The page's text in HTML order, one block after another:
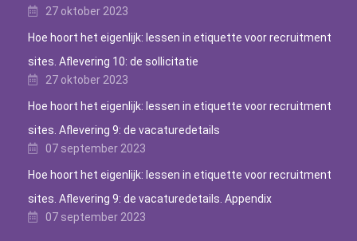
27 oktober 2023
Hoe hoort het eigenlijk: lessen in etiquette voor recruitment
sites. Aflevering 10: de sollicitatie
27 oktober 2023
Hoe hoort het eigenlijk: lessen in etiquette voor recruitment
sites. Aflevering 9: de vacaturedetails
07 september 2023
Hoe hoort het eigenlijk: lessen in etiquette voor recruitment
sites. Aflevering 9: de vacaturedetails. Appendix
07 september 2023